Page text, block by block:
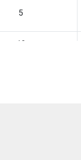
5
19
Respostas